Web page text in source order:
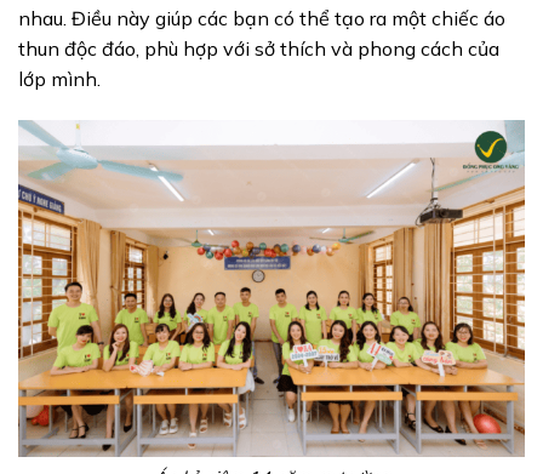
nhau. Điều này giúp các bạn có thể tạo ra một chiếc áo
thun độc đáo, phù hợp với sở thích và phong cách của
lớp mình.